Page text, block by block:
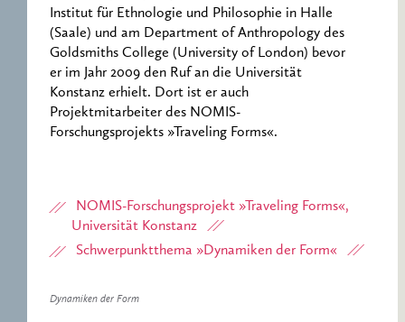
Institut für Ethnologie und Philosophie in Halle
(Saale) und am Department of Anthropology des
Goldsmiths College (University of London) bevor
er im Jahr 2009 den Ruf an die Universität
Konstanz erhielt. Dort ist er auch
Projektmitarbeiter des NOMIS-
Forschungsprojekts »Traveling Forms«.
NOMIS-Forschungsprojekt »Traveling Forms«,
Universität Konstanz
Schwerpunktthema »Dynamiken der Form«
Dynamiken der Form